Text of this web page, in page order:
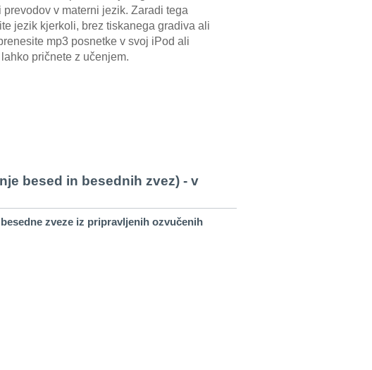
v materni jezik. Zaradi tega
jezik kjerkoli, brez tiskanega gradiva ali
mp3 posnetke v svoj iPod ali
pričnete z učenjem.
besed in besednih zvez) - v
zveze iz pripravljenih ozvučenih